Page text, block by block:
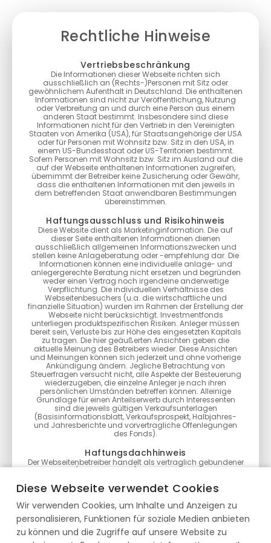
Diese Webseite verwendet Cookies
Wir verwenden Cookies, um Inhalte und Anzeigen zu
personalisieren, Funktionen für soziale Medien anbieten
zu können und die Zugriffe auf unsere Website zu
Rechtliche Hinweise
Vertriebsbeschränkung
Die Informationen dieser Webseite richten sich
ausschließlich an (Rechts-)Personen mit Sitz oder
gewöhnlichem Aufenthalt in Deutschland. Die enthaltenen
Informationen sind nicht zur Veröffentlichung, Nutzung
oder Verbreitung an und durch eine Person aus einem
anderen Staat bestimmt. Insbesondere sind diese
Informationen nicht für den Vertrieb in den Vereinigten
Staaten von Amerika (USA), für Staatsangehörige der USA
oder für Personen mit Wohnsitz bzw. Sitz in den USA, in
einem US-Bundesstaat oder US-Territorien bestimmt.
Sofern Personen mit Wohnsitz bzw. Sitz im Ausland auf die
auf der Webseite enthaltenen Informationen zugreifen,
übernimmt der Betreiber keine Zusicherung oder Gewähr,
dass die enthaltenen Informationen mit den jeweils in
dem betreffenden Staat anwendbaren Bestimmungen
übereinstimmen.
Haftungsausschluss und Risikohinweis
Diese Website dient als Marketinginformation. Die auf
dieser Seite enthaltenen Informationen dienen
ausschließlich allgemeinen Informationszwecken und
stellen keine Anlageberatung oder -empfehlung dar. Die
Informationen können eine individuelle anlage- und
anlegergerechte Beratung nicht ersetzen und begründen
weder einen Vertrag noch irgendeine anderweitige
Verpflichtung. Die individuellen Verhältnisse des
Webseitenbesuchers (u.a. die wirtschaftliche und
finanzielle Situation) wurden im Rahmen der Erstellung der
Webseite nicht berücksichtigt. Investmentfonds
unterliegen produktspezifischen Risiken. Anleger müssen
bereit sein, Verluste bis zur Höhe des eingesetzten Kapitals
zu tragen. Die hier geäußerten Ansichten geben die
aktuelle Meinung des Betreibers wieder. Diese Ansichten
und Meinungen können sich jederzeit und ohne vorherige
Ankündigung ändern. Jegliche Betrachtung von
Steuerfragen versucht nicht, alle Aspekte der Besteuerung
wiederzugeben, die einzelne Anleger je nach ihren
persönlichen Umständen betreffen können. Alleinige
Grundlage für einen Anteilserwerb durch Interessenten
sind die jeweils gültigen Verkaufsunterlagen
(Basisinformationsblatt, Verkaufsprospekt, Halbjahres-
und Jahresberichte und vorvertragliche Offenlegungen
des Fonds).
Haftungsdachhinweis
Der Webseitenbetreiber handelt als vertraglich gebundener
Vermittler (§ 3 Abs. 2 WpIG) im Auftrag, im Namen, für
Haftungsträgers BN & Partners Capital AG, Steinstraße 33,
Erbringung der Anlageberatung gemäß § 2 Abs. 2 Nr. 4
WpIG und der Anlagevermittlung gemäß § 2 Abs. 2 Nr. 3
WpIG eine entsprechende Erlaubnis der Bundesanstalt für
Finanzdienstleistungsaufsicht gemäß § 15 WpIG.